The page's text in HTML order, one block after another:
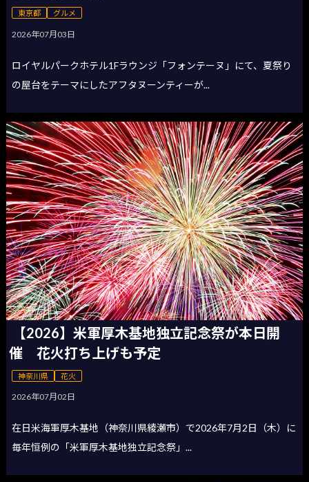
東京都 グルメ
2026年07月03日
ロイヤルパークホテル1Fラウンジ「フォンテーヌ」にて、夏祭り
の屋台をテーマにしたアフタヌーンティーが...
【2026】米軍厚木基地独立記念祭が本日開
催 花火打ち上げも予定
神奈川県 花火
2026年07月02日
在日米海軍厚木基地（神奈川県綾瀬市）で2026年7月2日（木）に
毎年恒例の「米軍厚木基地独立記念祭」...